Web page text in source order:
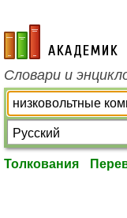
academic.ru
Словари и
Толкования